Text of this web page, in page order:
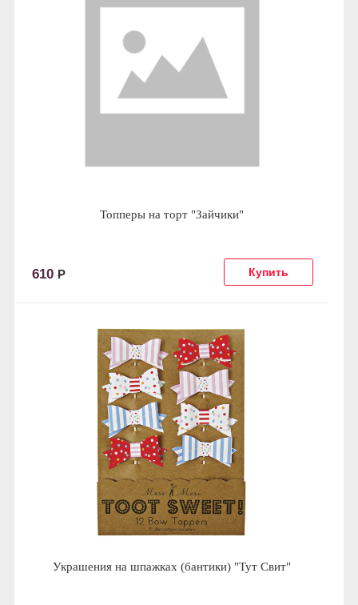
Топперы на торт "Зайчики"
610 Р
Украшения на шпажках (бантики) "Тут Свит"